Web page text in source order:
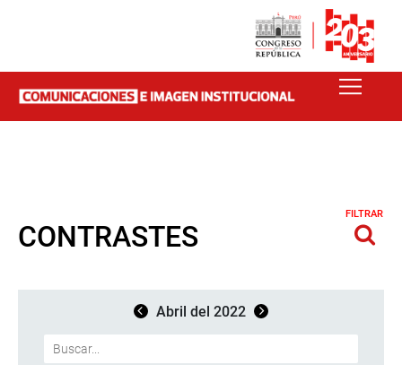
CONTRASTES
FILTRAR
Abril del 2022